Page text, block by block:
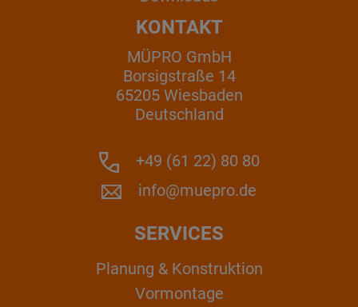
KONTAKT
MÜPRO GmbH
Borsigstraße 14
65205 Wiesbaden
Deutschland
+49 (61 22) 80 80
info@muepro.de
SERVICES
Planung & Konstruktion
Vormontage